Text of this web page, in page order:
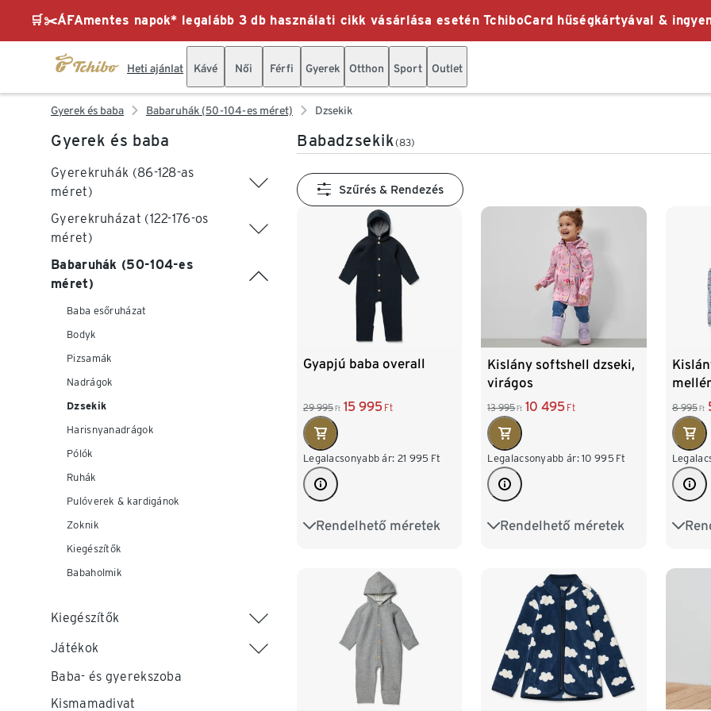
🛒✂️ÁFAmentes napok* legalább 3 db használati cikk vásárlása esetén TchiboCard hűségkártyával &
Heti ajánlat Kávé Női Férfi Gyerek Otthon Sport Outlet
Gyerek és baba Babaruhák (50-104-es méret) Dzsekik
Gyerek és baba
Gyerekruhák (86-128-as
méret)
Gyerekruházat (122-176-os
méret)
Babaruhák (50-104-es
méret)
Baba esőruházat
Bodyk
Pizsamák
Nadrágok
Dzsekik
Harisnyanadrágok
Pólók
Ruhák
Pulóverek & kardigánok
Zoknik
Kiegészítők
Babaholmik
Kiegészítők
Játékok
Baba- és gyerekszoba
Kismamadivat
Babadzsekik(83)
Szűrés & Rendezés
Gyapjú baba overall
29 995 Ft 15 995 Ft
Legalacsonyabb ár: 21 995 Ft
Rendelhető méretek
50/56 62/68 74/80
Kislány softshell dzseki,
virágos
13 995 Ft 10 495 Ft
Legalacsonyabb ár: 10 995 Ft
Rendelhető méretek
86/92 98/104
8 995 Ft
86/